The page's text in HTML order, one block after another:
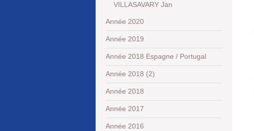
VILLASAVARY Jan
Année 2020
Année 2019
Année 2018 Espagne / Portugal
Année 2018 (2)
Année 2018
Année 2017
Année 2016